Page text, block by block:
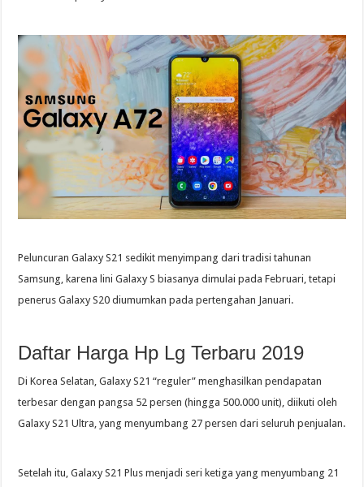
Peluncuran Galaxy S21 sedikit menyimpang dari tradisi tahunan
Samsung, karena lini Galaxy S biasanya dimulai pada Februari, tetapi
penerus Galaxy S20 diumumkan pada pertengahan Januari.
Daftar Harga Hp Lg Terbaru 2019
Di Korea Selatan, Galaxy S21 “reguler” menghasilkan pendapatan
terbesar dengan pangsa 52 persen (hingga 500.000 unit), diikuti oleh
Galaxy S21 Ultra, yang menyumbang 27 persen dari seluruh penjualan.
Setelah itu, Galaxy S21 Plus menjadi seri ketiga yang menyumbang 21